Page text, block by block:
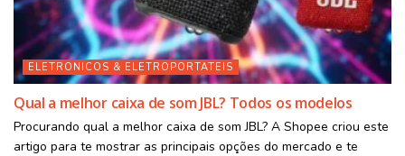
ELETRONICOS & ELETROPORTATEIS
Qual a melhor caixa de som JBL? Todos os modelos
Procurando qual a melhor caixa de som JBL? A Shopee criou este
artigo para te mostrar as principais opções do mercado e te